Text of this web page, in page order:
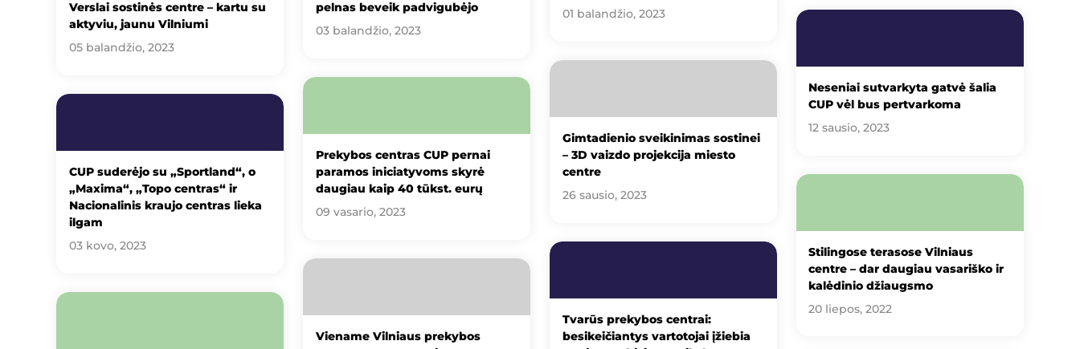
Verslai sostinės centre – kartu su
aktyviu, jaunu Vilniumi
05 balandžio, 2023
pelnas beveik padvigubėjo
03 balandžio, 2023
01 balandžio, 2023
CUP suderėjo su „Sportland“, o
„Maxima“, „Topo centras“ ir
Nacionalinis kraujo centras lieka
ilgam
03 kovo, 2023
Prekybos centras CUP pernai
paramos iniciatyvoms skyrė
daugiau kaip 40 tūkst. eurų
09 vasario, 2023
Gimtadienio sveikinimas sostinei
– 3D vaizdo projekcija miesto
centre
26 sausio, 2023
Neseniai sutvarkyta gatvė šalia
CUP vėl bus pertvarkoma
12 sausio, 2023
Viename Vilniaus prekybos
Tvarūs prekybos centrai:
besikeičiantys vartotojai įžiebia
Stilingose terasose Vilniaus
centre – dar daugiau vasariško ir
kalėdinio džiaugsmo
20 liepos, 2022